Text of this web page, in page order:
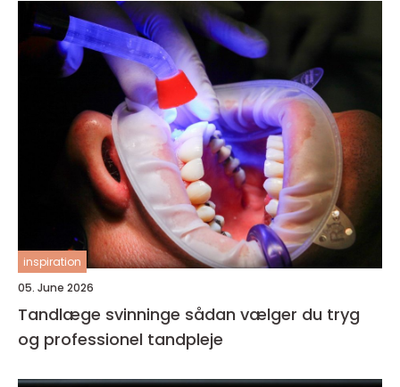
inspiration
05. June 2026
Tandlæge svinninge sådan vælger du tryg
og professionel tandpleje